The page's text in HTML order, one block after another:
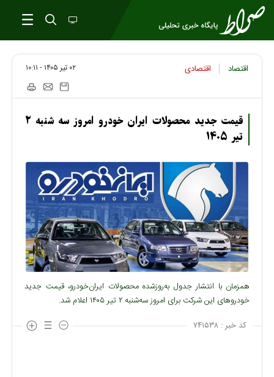
اقتصاد اقتصادی ۰۲ تير ۱۴۰۵ - ۱۰:۱۱
قیمت جدید محصولات ایران خودرو امروز سه شنبه ۲
تیر ۱۴۰۵
همزمان با انتشار جدول به‌روزشده محصولات ایران‌خودرو، قیمت جدید
خودروهای این شرکت برای امروز سه‌شنبه ۲ تیر ۱۴۰۵ اعلام شد.
کد خبر : ۷۴۱۵۳۸